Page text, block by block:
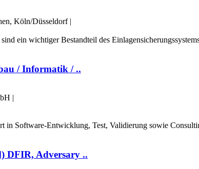
Köln/Düsseldorf |
ein wichtiger Bestandteil des
/ Informatik / ..
|
Software-Entwicklung, Test, Validierung sowie
DFIR, Adversary ..